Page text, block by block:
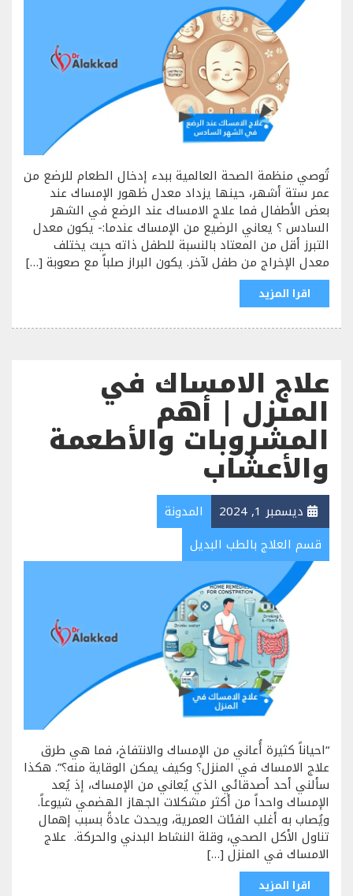
تُوصي منظمة الصحة العالمية ببدء إدخال الطعام للرضع من
عمر ستة أشهر، حينها يزداد معدل ظهور الإمساك عند
بعض الأطفال فما علاج الامساك عند الرضع في الشهر
السادس ؟ يعاني الرضيع من الإمساك عندما:- يكون معدل
التبرز أقل من المعتاد بالنسبة للطفل ذاته حيث يختلف
معدل الإخراج من طفل لآخر. يكون البراز صلباً مع صعوبة […]
اقرا المزيد
علاج الامساك في
المنزل | أهم
المشروبات والأطعمة
والأعشاب
ديسمبر 1, 2024
المدونة
قسم العلاج بالطب البديل
“احياناً كثيرة أُعاني من الإمساك والانتفاخ، فما هي طرق
علاج الامساك في المنزل؟ وكيف يمكن الوقاية منه؟”. هكذا
سألني أحد أصدقائي الذي يُعاني من الإمساك، إذ يُعد
الإمساك واحداً من أكثر مشكلات الجهاز الهضمي شيوعاً.
ويُصاب به أغلب الفئات العمرية، ويحدث عادةً بسبب إهمال
تناول الأكل الصحي، وقلة النشاط البدني والحركة. علاج
الامساك في المنزل […]
اقرا المزيد